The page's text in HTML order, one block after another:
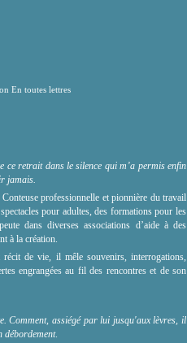
En toutes lettres
ce retrait dans le silence qui m’a permis enfin
jamais.
professionnelle et pionnière du travail
pour adultes, des formations pour les
dans diverses associations d’aide à des
à la création.
de vie, il mêle souvenirs, interrogations,
engrangées au fil des rencontres et de son
Comment, assiégé par lui jusqu'aux lèvres, il
débordement.